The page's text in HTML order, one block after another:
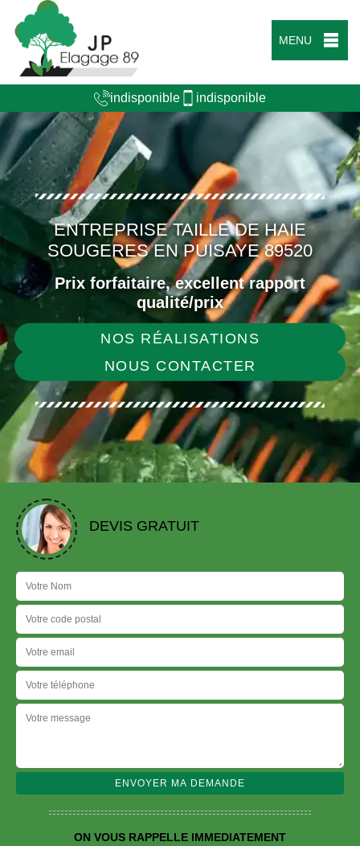
MENU
indisponible indisponible
ENTREPRISE TAILLE DE HAIE
SOUGERES EN PUISAYE 89520
Prix forfaitaire, excellent rapport
qualité/prix
NOS RÉALISATIONS
NOUS CONTACTER
DEVIS GRATUIT
ON VOUS RAPPELLE IMMEDIATEMENT